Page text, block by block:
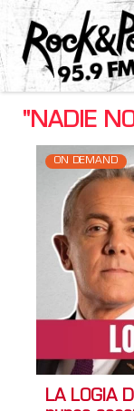
"NADIE
ON DEMAND
LA LOGIA